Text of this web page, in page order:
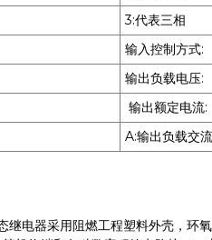
3:代表三相
输入控
输出负载
输出额定
A:输出负
继电器采用阻燃工程塑料外壳，环